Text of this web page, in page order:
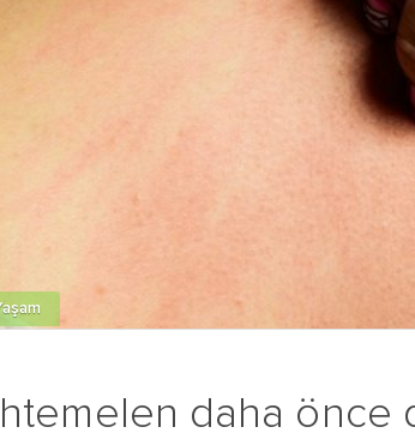
daha önce